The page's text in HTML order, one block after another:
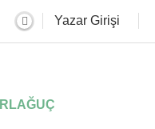
Yazar Girişi